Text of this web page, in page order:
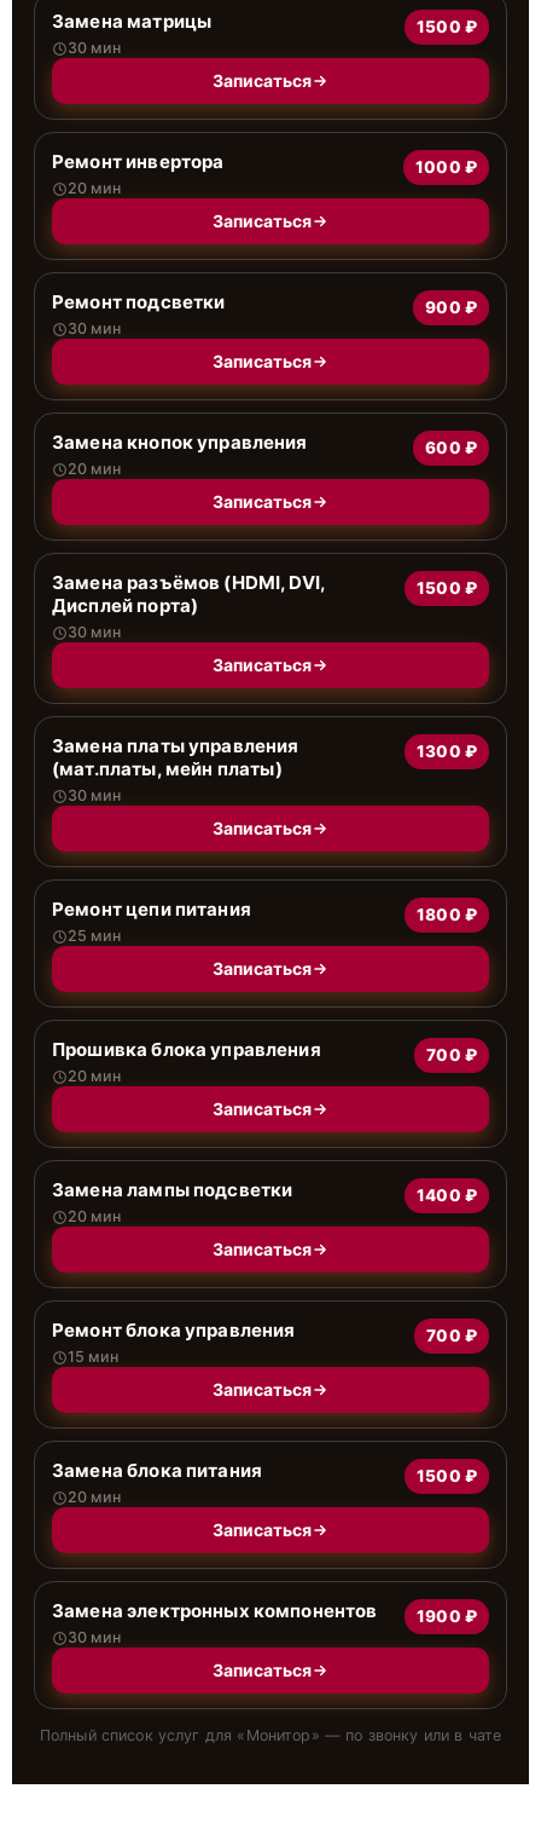
Замена матрицы
30 мин
1500 ₽
Записаться
Ремонт инвертора
20 мин
1000 ₽
Записаться
Ремонт подсветки
30 мин
900 ₽
Записаться
Замена кнопок управления
20 мин
600 ₽
Записаться
Замена разъёмов (HDMI, DVI,
Дисплей порта)
30 мин
1500 ₽
Записаться
Замена платы управления
(мат.платы, мейн платы)
30 мин
1300 ₽
Записаться
Ремонт цепи питания
25 мин
1800 ₽
Записаться
Прошивка блока управления
20 мин
700 ₽
Записаться
Замена лампы подсветки
20 мин
1400 ₽
Записаться
Ремонт блока управления
15 мин
700 ₽
Записаться
Замена блока питания
20 мин
1500 ₽
Записаться
Замена электронных компонентов
30 мин
1900 ₽
Записаться
Полный список услуг для « Монитор » — по звонку или в чате